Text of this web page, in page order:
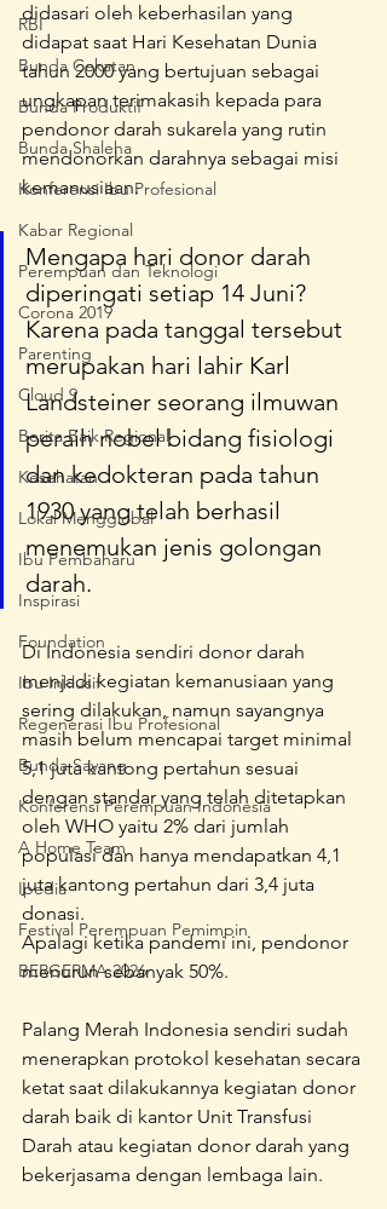
RBI
Bunda Cekatan
Bunda Produktif
Bunda Shaleha
Konferensi Ibu Profesional
Kabar Regional
Perempuan dan Teknologi
Corona 2019
Parenting
Cloud 9
Berita Baik Regional
Kesehatan
Lokal Mengglobal
Ibu Pembaharu
Inspirasi
Foundation
Ibu Inklusif
Regenerasi Ibu Profesional
Bunda Sayang
Konferensi Perempuan Indonesia
A Home Team
Ipedia
Festival Perempuan Pemimpin
BERGERMA 2026
didasari oleh keberhasilan yang
didapat saat Hari Kesehatan Dunia
tahun 2000 yang bertujuan sebagai
ungkapan terimakasih kepada para
pendonor darah sukarela yang rutin
mendonorkan darahnya sebagai misi
kemanusiaan.
Mengapa hari donor darah
diperingati setiap 14 Juni?
Karena pada tanggal tersebut
merupakan hari lahir Karl
Landsteiner seorang ilmuwan
peraih nobel bidang fisiologi
dan kedokteran pada tahun
1930 yang telah berhasil
menemukan jenis golongan
darah.
Di Indonesia sendiri donor darah
menjadi kegiatan kemanusiaan yang
sering dilakukan, namun sayangnya
masih belum mencapai target minimal
5,1 juta kantong pertahun sesuai
dengan standar yang telah ditetapkan
oleh WHO yaitu 2% dari jumlah
populasi dan hanya mendapatkan 4,1
juta kantong pertahun dari 3,4 juta
donasi.
Apalagi ketika pandemi ini, pendonor
menurun sebanyak 50%.
Palang Merah Indonesia sendiri sudah
menerapkan protokol kesehatan secara
ketat saat dilakukannya kegiatan donor
darah baik di kantor Unit Transfusi
Darah atau kegiatan donor darah yang
bekerjasama dengan lembaga lain.